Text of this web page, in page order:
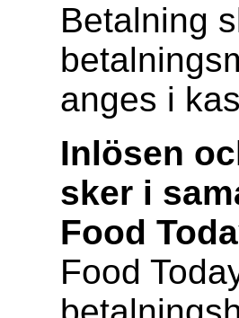
Betalning
anges i
Inlösen
sker i
Food
Food